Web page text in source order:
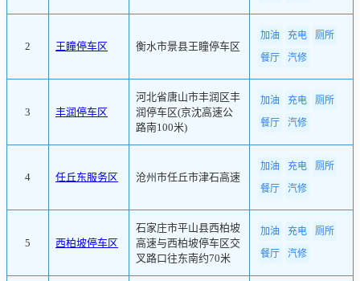
2 王瞳停车区 衡水市景县王瞳停车区
加油 充电
厕所
餐厅
汽修
3 丰润停车区
河北省唐山市丰润区丰
润停车区(京沈高速公
路南100米)
加油 充电
厕所
餐厅
汽修
4 任丘东服务区 沧州市任丘市津石高速
加油 充电
厕所
餐厅
汽修
5 西柏坡停车区
石家庄市平山县西柏坡
高速与西柏坡停车区交
叉路口往东南约70米
加油 充电
厕所
餐厅
汽修